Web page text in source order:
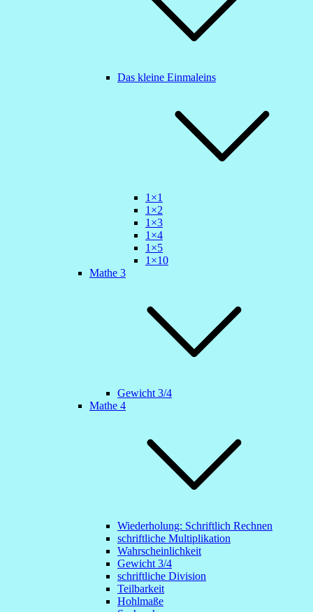
Das kleine Einmaleins
1×1
1×2
1×3
1×4
1×5
1×10
Mathe 3
Gewicht 3/4
Mathe 4
Wiederholung: Schriftlich Rechnen
schriftliche Multiplikation
Wahrscheinlichkeit
Gewicht 3/4
schriftliche Division
Teilbarkeit
Hohlmaße